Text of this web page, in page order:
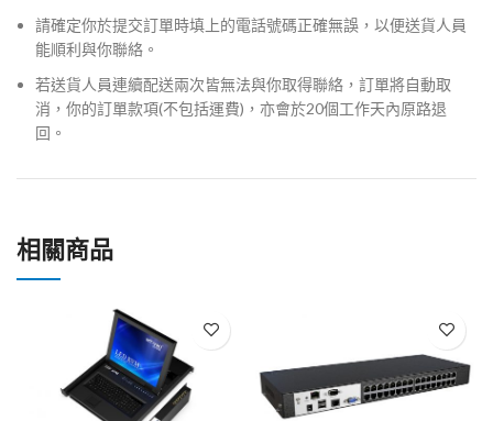
請確定你於提交訂單時填上的電話號碼正確無誤，以便送貨人員
能順利與你聯絡。
若送貨人員連續配送兩次皆無法與你取得聯絡，訂單將自動取
消，你的訂單款項(不包括運費)，亦會於20個工作天內原路退
回。
相關商品